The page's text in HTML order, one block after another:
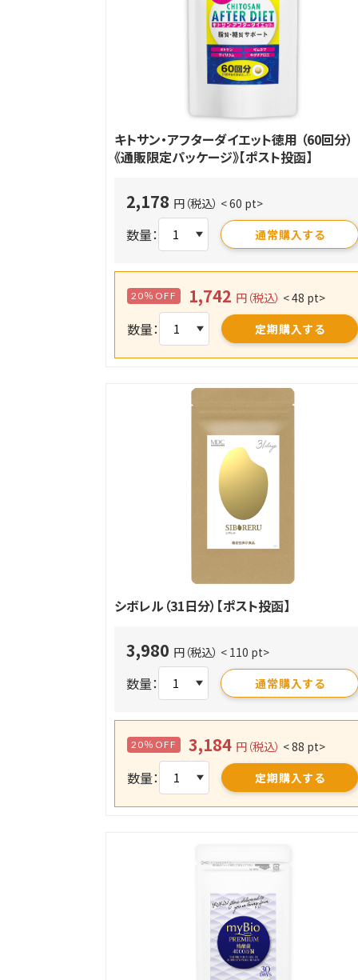
キトサン・アフターダイエット徳用 （60回分）
《通販限定パッケージ》【ポスト投函】
2,178 円（税込） < 60 pt>
数量： 通常購入する
20％OFF 1,742 円（税込） < 48 pt>
数量： 定期購入する
シボレル（31日分）【ポスト投函】
3,980 円（税込） < 110 pt>
数量： 通常購入する
20％OFF 3,184 円（税込） < 88 pt>
数量： 定期購入する